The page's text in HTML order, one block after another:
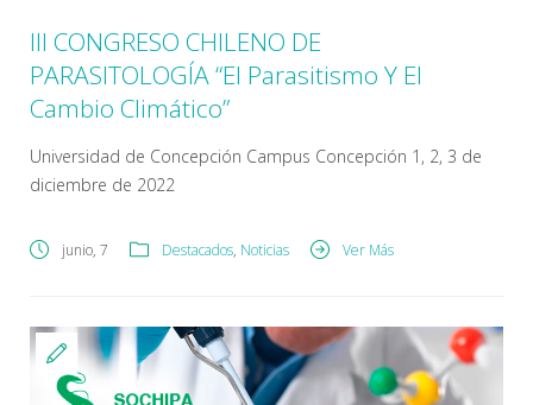
III CONGRESO CHILENO DE
PARASITOLOGÍA “El Parasitismo Y El
Cambio Climático”
Universidad de Concepción Campus Concepción 1, 2, 3 de
diciembre de 2022
junio, 7 Destacados, Noticias Ver Más